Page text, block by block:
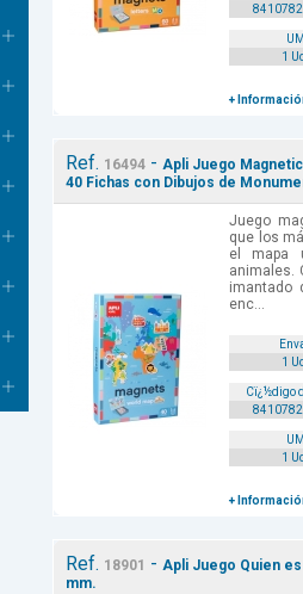
1
+
Ref. 16494 - Apli Juego
40 Fichas con Dibujos de
Juego
que los
el mapa
animales.
imantado
enc...
1
Cï¿½digo
1
+
Ref. 18901 - Apli Juego Quien
mm.